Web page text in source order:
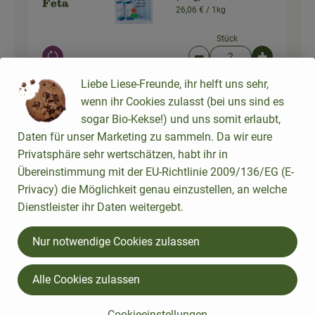
Feta
Auswahl ändern
26,06 € / 1kg
Stück
Artikelanzahl
Gesamtpreis: 9,38 €
Du hast sicher:
Zwiebeln
Auswahl ändern
Gelbe Zwiebel, neue Ernte
4,19 € /
Artikelanzahl
Liebe Liese-Freunde, ihr helft uns sehr,
wenn ihr Cookies zulasst (bei uns sind es
sogar Bio-Kekse!) und uns somit erlaubt,
Daten für unser Marketing zu sammeln. Da wir eure
Privatsphäre sehr wertschätzen, habt ihr in
Übereinstimmung mit der EU-Richtlinie 2009/136/EG (E-
Privacy) die Möglichkeit genau einzustellen, an welche
Dienstleister ihr Daten weitergebt.
Nur notwendige Cookies zulassen
Alle Cookies zulassen